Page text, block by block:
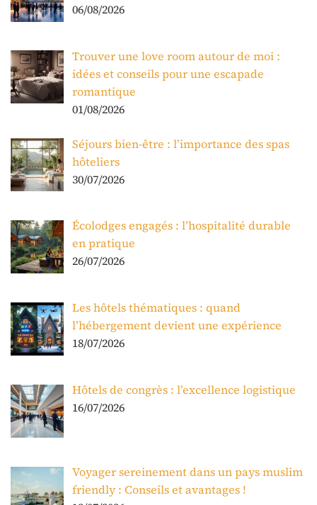
06/08/2026
Trouver une love room autour de moi :
idées et conseils pour une escapade
romantique
01/08/2026
Séjours bien-être : l’importance des spas
hôteliers
30/07/2026
Écolodges engagés : l’hospitalité durable
en pratique
26/07/2026
Les hôtels thématiques : quand
l’hébergement devient une expérience
18/07/2026
Hôtels de congrès : l’excellence logistique
16/07/2026
Voyager sereinement dans un pays muslim
friendly : Conseils et avantages !